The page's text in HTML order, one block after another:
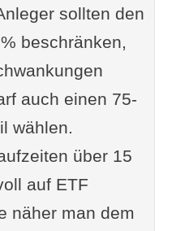
sollten den
beschränken,
auch einen 75-
wählen.
über 15
auf ETF
näher man dem